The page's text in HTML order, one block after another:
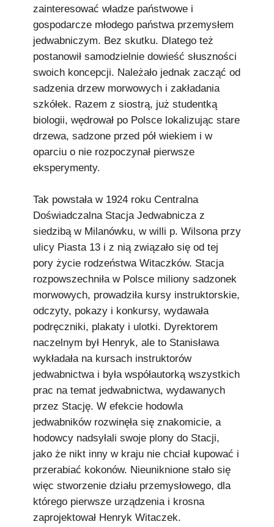
zainteresować władze państwowe i
gospodarcze młodego państwa przemysłem
jedwabniczym. Bez skutku. Dlatego też
postanowił samodzielnie dowieść słuszności
swoich koncepcji. Należało jednak zacząć od
sadzenia drzew morwowych i zakładania
szkółek. Razem z siostrą, już studentką
biologii, wędrował po Polsce lokalizując stare
drzewa, sadzone przed pół wiekiem i w
oparciu o nie rozpoczynał pierwsze
eksperymenty.
Tak powstała w 1924 roku Centralna
Doświadczalna Stacja Jedwabnicza z
siedzibą w Milanówku, w willi p. Wilsona przy
ulicy Piasta 13 i z nią związało się od tej
pory życie rodzeństwa Witaczków. Stacja
rozpowszechniła w Polsce miliony sadzonek
morwowych, prowadziła kursy instruktorskie,
odczyty, pokazy i konkursy, wydawała
podręczniki, plakaty i ulotki. Dyrektorem
naczelnym był Henryk, ale to Stanisława
wykładała na kursach instruktorów
jedwabnictwa i była współautorką wszystkich
prac na temat jedwabnictwa, wydawanych
przez Stację. W efekcie hodowla
jedwabników rozwinęła się znakomicie, a
hodowcy nadsyłali swoje plony do Stacji,
jako że nikt inny w kraju nie chciał kupować i
przerabiać kokonów. Nieuniknione stało się
więc stworzenie działu przemysłowego, dla
którego pierwsze urządzenia i krosna
zaprojektował Henryk Witaczek.